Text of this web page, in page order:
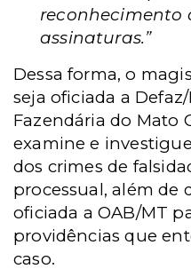
reconhecimento
assinaturas.”
Dessa forma, o
seja oficiada a
Fazendária do Mato
examine e
dos crimes de
processual, além de
oficiada a OAB/MT
providências que
caso.